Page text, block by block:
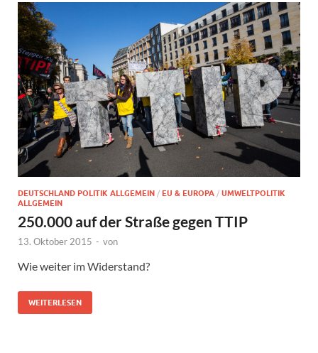
DEUTSCHLAND POLITIK ALLGEMEIN / EU & EUROPA / UMWELTPOLITIK
ALLGEMEIN
250.000 auf der Straße gegen TTIP
13. Oktober 2015 - von
Wie weiter im Widerstand?
WEITERLESEN